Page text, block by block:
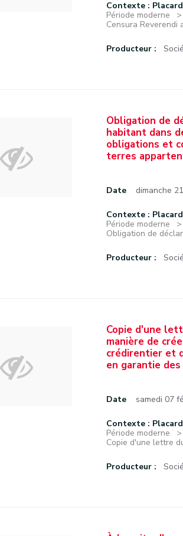
Contexte :
Période moderne
Censura Reverendi
Producteur :
Obligation de
habitant dans
obligations et
terres
Date dimanche
Contexte :
Période moderne
Obligation de
Producteur :
Copie d'une
manière de
crédirentier et
en garantie
Date samedi 07
Contexte :
Période moderne
Copie d'une lettre
Producteur :